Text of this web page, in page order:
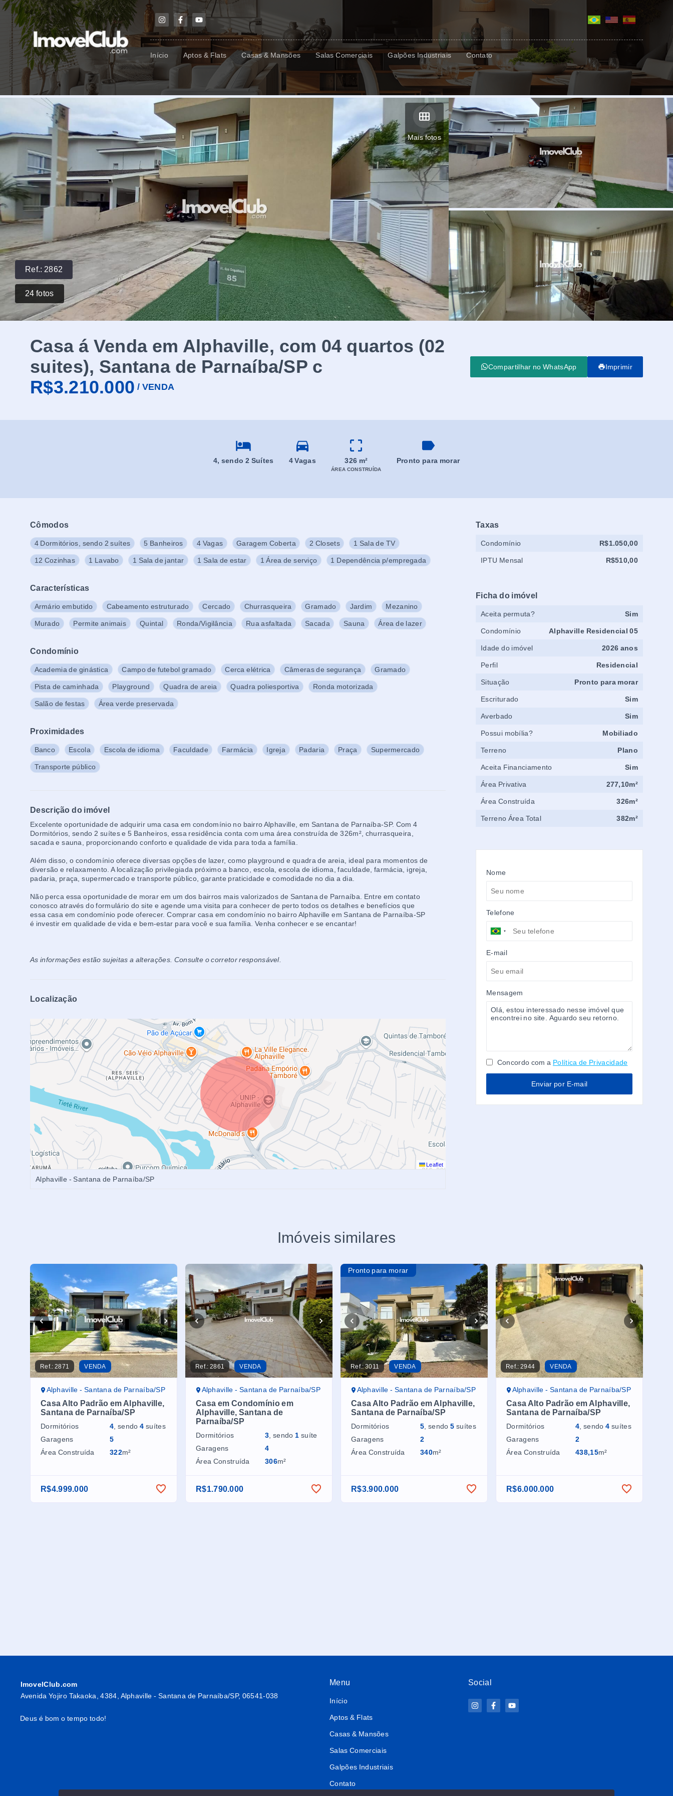
Início Aptos & Flats Casas & Mansões Salas Comerciais Galpões Industriais Contato
Ref.: 2862
24 fotos
Mais fotos
Casa á Venda em Alphaville, com 04 quartos (02
suites), Santana de Parnaíba/SP c
R$3.210.000 / VENDA
Compartilhar no WhatsApp Imprimir
4, sendo 2 Suítes 4 Vagas 326 m²
ÁREA CONSTRUÍDA
Pronto para morar
Cômodos
4 Dormitórios, sendo 2 suítes 5 Banheiros 4 Vagas Garagem Coberta 2 Closets 1 Sala de TV
12 Cozinhas 1 Lavabo 1 Sala de jantar 1 Sala de estar 1 Área de serviço 1 Dependência p/empregada
Características
Armário embutido Cabeamento estruturado Cercado Churrasqueira Gramado Jardim Mezanino
Murado Permite animais Quintal Ronda/Vigilância Rua asfaltada Sacada Sauna Área de lazer
Condomínio
Academia de ginástica Campo de futebol gramado Cerca elétrica Câmeras de segurança Gramado
Pista de caminhada Playground Quadra de areia Quadra poliesportiva Ronda motorizada
Salão de festas Área verde preservada
Proximidades
Banco Escola Escola de idioma Faculdade Farmácia Igreja Padaria Praça Supermercado
Transporte público
Descrição do imóvel
Excelente oportunidade de adquirir uma casa em condomínio no bairro Alphaville, em Santana de Parnaíba-SP. Com 4
Dormitórios, sendo 2 suítes e 5 Banheiros, essa residência conta com uma área construída de 326m², churrasqueira,
sacada e sauna, proporcionando conforto e qualidade de vida para toda a família.
Além disso, o condomínio oferece diversas opções de lazer, como playground e quadra de areia, ideal para momentos de
diversão e relaxamento. A localização privilegiada próximo a banco, escola, escola de idioma, faculdade, farmácia, igreja,
padaria, praça, supermercado e transporte público, garante praticidade e comodidade no dia a dia.
Não perca essa oportunidade de morar em um dos bairros mais valorizados de Santana de Parnaíba. Entre em contato
conosco através do formulário do site e agende uma visita para conhecer de perto todos os detalhes e benefícios que
essa casa em condomínio pode oferecer. Comprar casa em condomínio no bairro Alphaville em Santana de Parnaíba-SP
é investir em qualidade de vida e bem-estar para você e sua família. Venha conhecer e se encantar!
As informações estão sujeitas a alterações. Consulte o corretor responsável.
Localização
Leaflet
Alphaville - Santana de Parnaíba/SP
Taxas
Condomínio R$1.050,00
IPTU Mensal R$510,00
Ficha do imóvel
Aceita permuta? Sim
Condomínio Alphaville Residencial 05
Idade do imóvel 2026 anos
Perfil Residencial
Situação Pronto para morar
Escriturado Sim
Averbado Sim
Possui mobília? Mobiliado
Terreno Plano
Aceita Financiamento Sim
Área Privativa 277,10m²
Área Construída 326m²
Terreno Área Total 382m²
Nome
Telefone
E-mail
Mensagem
Concordo com a Política de Privacidade
Enviar por E-mail
Imóveis similares
Ref.:2871 VENDA
Alphaville - Santana de Parnaíba/SP
Casa Alto Padrão em Alphaville,
Santana de Parnaíba/SP
Dormitórios 4, sendo4 suítes
Garagens
5
Área Construída
322m²
R$4.999.000
Ref.:2861 VENDA
Alphaville - Santana de Parnaíba/SP
Casa em Condomínio em
Alphaville, Santana de
Parnaíba/SP
Dormitórios 3, sendo1 suíte
Garagens
4
Área Construída
306m²
R$1.790.000
Pronto para morar
Ref.:3011 VENDA
Alphaville - Santana de Parnaíba/SP
Casa Alto Padrão em Alphaville,
Santana de Parnaíba/SP
Dormitórios 5, sendo5 suítes
Garagens
2
Área Construída
340m²
R$3.900.000
Ref.:2944 VENDA
Alphaville - Santana de Parnaíba/SP
Casa Alto Padrão em Alphaville,
Santana de Parnaíba/SP
Dormitórios 4, sendo4 suítes
Garagens
2
Área Construída
438,15m²
R$6.000.000
ImovelClub.com
Avenida Yojiro Takaoka, 4384, Alphaville - Santana de Parnaíba/SP, 06541-038
Deus é bom o tempo todo!
Menu
Início
Aptos & Flats
Casas & Mansões
Salas Comerciais
Galpões Industriais
Contato
Social